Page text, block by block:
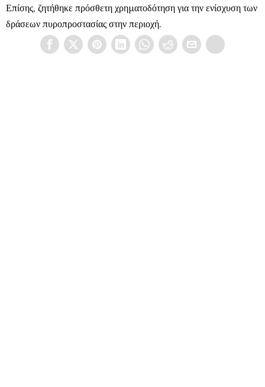
Επίσης, ζητήθηκε πρόσθετη χρηματοδότηση για την ενίσχυση των
δράσεων πυροπροστασίας στην περιοχή.